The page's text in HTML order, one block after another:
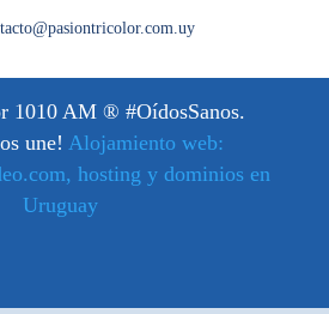
1010 AM ® #OídosSanos.
une! Alojamiento web:
hosting y dominios en
Uruguay